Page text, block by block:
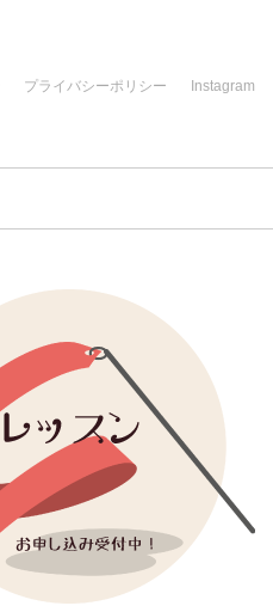
プライバシーポリシー Instagram